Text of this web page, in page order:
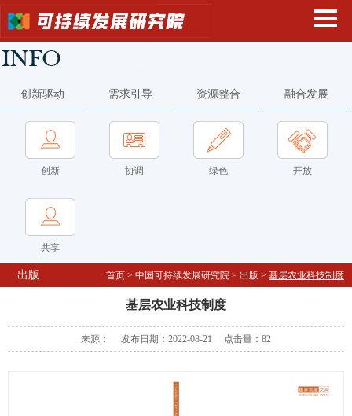
创新驱动 需求引导 资源整合 融合发展
创新 协调 绿色 开放
共享
首页 > 中国可持续发展研究院 > 出版 > 基层农业科技制度
出版
基层农业科技制度
来源： 发布日期：2022-08-21 点击量： 82